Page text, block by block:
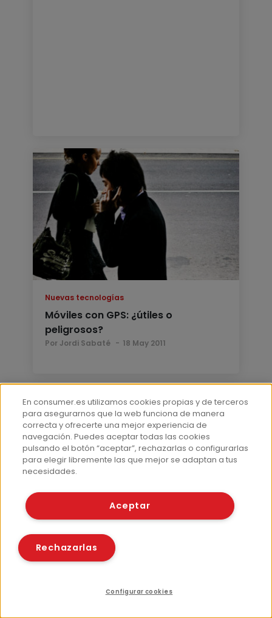
Nuevas tecnologías
Móviles con GPS: ¿útiles o
peligrosos?
Por Jordi Sabaté 18 May 2011
Nuevas tecnologías
Cristina Martínez, directora de
Marketing de Evermind
En consumer.es utilizamos cookies propias y de terceros
para asegurarnos que la web funciona de manera
correcta y ofrecerte una mejor experiencia de
navegación. Puedes aceptar todas las cookies
pulsando el botón “aceptar”, rechazarlas o configurarlas
para elegir libremente las que mejor se adaptan a tus
necesidades.
Aceptar
Rechazarlas
Configurar cookies